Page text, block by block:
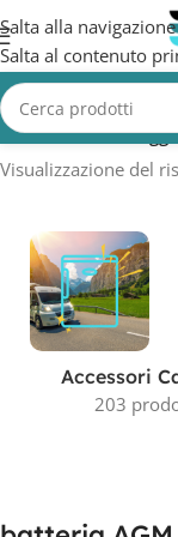
Salta alla navigazione
Salta al contenuto
Home/Prodotti
Visualizzazione del
Accessori
203